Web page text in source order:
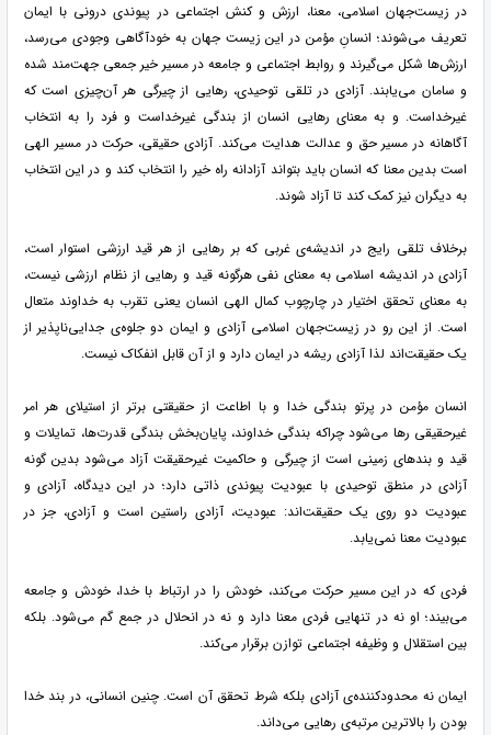
در زیست‌جهان اسلامی، معنا، ارزش و کنش اجتماعی در پیوندی درونی با ایمان
تعریف می‌شوند؛ انسانِ مؤمن در این زیست جهان به خودآگاهی وجودی می‌رسد،
ارزش‌ها شکل می‌گیرند و روابط اجتماعی و جامعه در مسیر خیر جمعی جهت‌مند شده
و سامان می‌یابند. آزادی در تلقی توحیدی، رهایی از چیرگی هر آن‌چیزی است که
غیرخداست. و به معنای رهایی انسان از بندگی غیرخداست و فرد را به انتخاب
آگاهانه در مسیر حق و عدالت هدایت می‌کند. آزادی حقیقی، حرکت در مسیر الهی
است بدین معنا که انسان باید بتواند آزادانه راه خیر را انتخاب کند و در این انتخاب
به دیگران نیز کمک کند تا آزاد شوند.
برخلاف تلقی رایج در اندیشه‌ی غربی که بر رهایی از هر قید ارزشی استوار است،
آزادی در اندیشه اسلامی به معنای نفی هرگونه قید و رهایی از نظام ارزشی نیست،
به معنای تحقق اختیار در چارچوب کمال الهی انسان یعنی تقرب به خداوند متعال
است. از این رو در زیست‌جهان اسلامی آزادی و ایمان دو جلوه‌ی جدایی‌ناپذیر از
یک حقیقت‌اند لذا آزادی ریشه در ایمان دارد و از آن قابل انفکاک نیست.
انسان مؤمن در پرتو بندگی خدا و با اطاعت از حقیقتی برتر از استیلای هر امر
غیرحقیقی رها می‌شود چراکه بندگی خداوند، پایان‌بخش بندگی قدرت‌ها، تمایلات و
قید و بندهای زمینی است از چیرگی و حاکمیت غیرحقیقت آزاد می‌شود بدین گونه
آزادی در منطق توحیدی با عبودیت پیوندی ذاتی دارد؛ در این دیدگاه، آزادی و
عبودیت دو روی یک حقیقت‌اند: عبودیت، آزادی راستین است و آزادی، جز در
عبودیت معنا نمی‌یابد.
فردی که در این مسیر حرکت می‌کند، خودش را در ارتباط با خدا، خودش و جامعه
می‌بیند؛ او نه در تنهایی فردی معنا دارد و نه در انحلال در جمع گم می‌شود. بلکه
بین استقلال و وظیفه اجتماعی توازن برقرار می‌کند.
ایمان نه محدودکننده‌ی آزادی بلکه شرط تحقق آن است. چنین انسانی، در بند خدا
بودن را بالاترین مرتبه‌ی رهایی می‌داند.